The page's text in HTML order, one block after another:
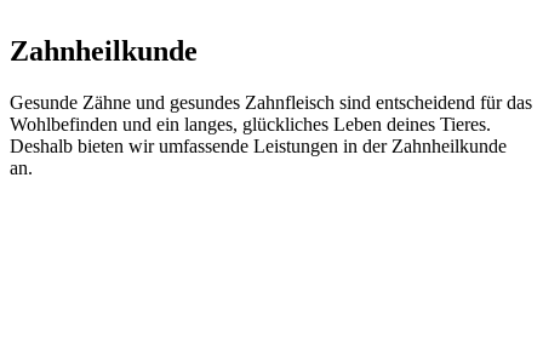
Zahnheilkunde
Gesunde Zähne und gesundes Zahnfleisch sind entscheidend für das
Wohlbefinden und ein langes, glückliches Leben deines Tieres.
Deshalb bieten wir umfassende Leistungen in der Zahnheilkunde
an.